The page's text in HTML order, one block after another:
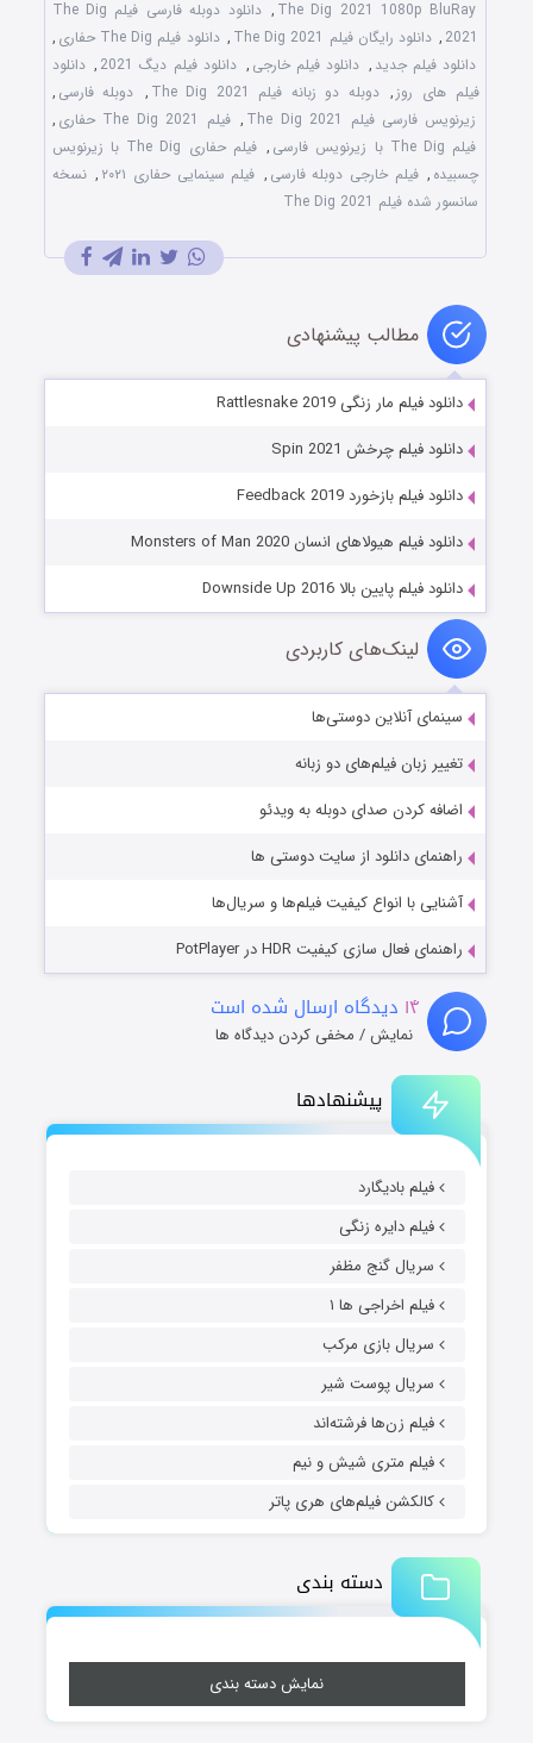
پیشنهادها
فیلم بادیگارد
فیلم دایره زنگی
سریال گنج مظفر
فیلم اخراجی ها ۱
سریال بازی مرکب
سریال پوست شیر
فیلم زن‌ها فرشته‌اند
فیلم متری شیش و نیم
کالکشن فیلم‌های هری پاتر
دسته بندی
نمایش دسته بندی
The Dig 2021 1080p BluRay
,
دانلود دوبله فارسی فیلم The Dig
2021
, دانلود رایگان فیلم The Dig 2021 , دانلود فیلم The Dig حفاری
,
دانلود فیلم جدید , دانلود فیلم خارجی , دانلود فیلم دیگ 2021 , دانلود
فیلم های روز , دوبله دو زبانه فیلم The Dig 2021 , دوبله فارسی ,
زیرنویس فارسی فیلم The Dig 2021
, فیلم The Dig 2021 حفاری
,
فیلم The Dig با زیرنویس فارسی
,
فیلم حفاری The Dig با زیرنویس
چسبیده , فیلم خارجی دوبله فارسی , فیلم سینمایی حفاری ۲۰۲۱ , نسخه
سانسور شده فیلم The Dig 2021
مطالب پیشنهادی
دانلود فیلم مار زنگی Rattlesnake 2019
دانلود فیلم چرخش Spin 2021
دانلود فیلم بازخورد Feedback 2019
دانلود فیلم هیولاهای انسان Monsters of Man 2020
دانلود فیلم پایین بالا Downside Up 2016
لینک‌های کاربردی
سینمای آنلاین دوستی‌ها
تغییر زبان فیلم‌های دو زبانه
اضافه کردن صدای دوبله به ویدئو
راهنمای دانلود از سایت دوستی ها
آشنایی با انواع کیفیت فیلم‌ها و سریال‌ها
راهنمای فعال سازی کیفیت HDR در PotPlayer
۱۴ دیدگاه ارسال شده است
نمایش / مخفی کردن دیدگاه ها